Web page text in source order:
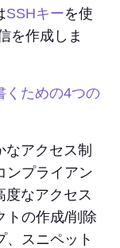
SSHキーを使
を作成しま
くための4つの
なアクセス制
ンプライアン
度なアクセス
トの作成/削除
、スニペット